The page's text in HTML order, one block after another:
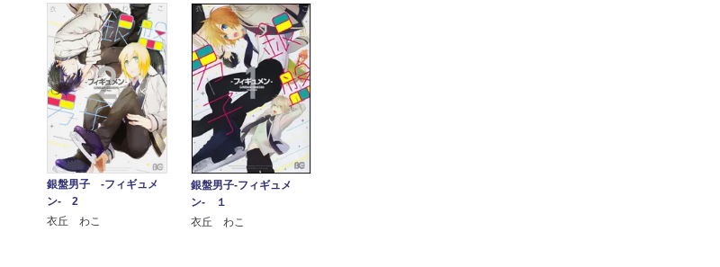
銀盤男子 -フィギュメ
ン- 2
衣丘 わこ
銀盤男子‐フィギュメ
ン‐ １
衣丘 わこ